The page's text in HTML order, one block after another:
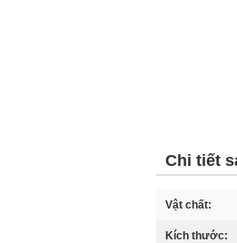
Chi tiết
Vật chất:
Kích thước: